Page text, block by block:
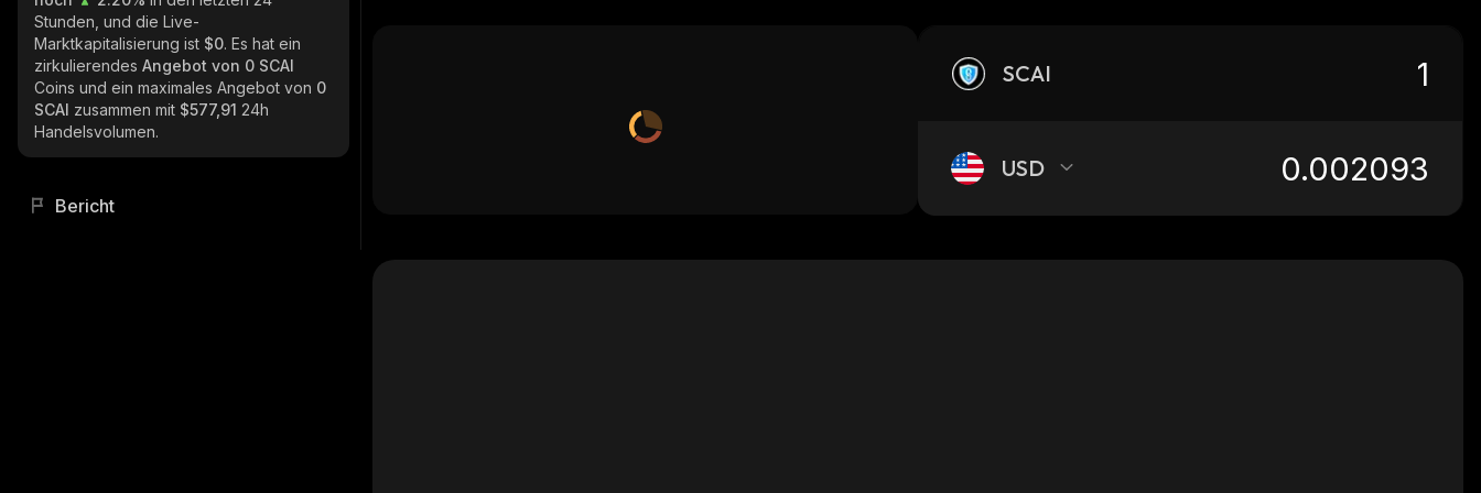
Stunden, und die Live-
Marktkapitalisierung ist $0. Es hat ein
zirkulierendes Angebot von 0 SCAI
Coins und ein maximales Angebot von 0
SCAI zusammen mit $577,91 24h
Handelsvolumen.
Bericht
SCAI
USD